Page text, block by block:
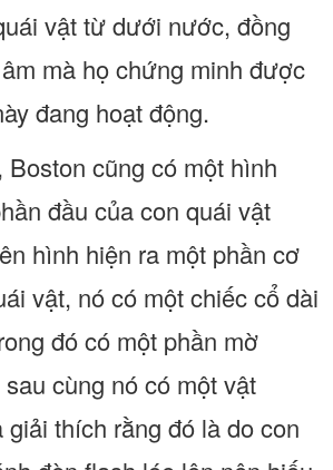
vật từ dưới nước, đồng
mà họ chứng minh được
đang hoạt động.
Boston cũng có một hình
đầu của con quái vật
hình hiện ra một phần cơ
vật, nó có một chiếc cổ dài
đó có một phần mờ
cùng nó có một vật
thích rằng đó là do con